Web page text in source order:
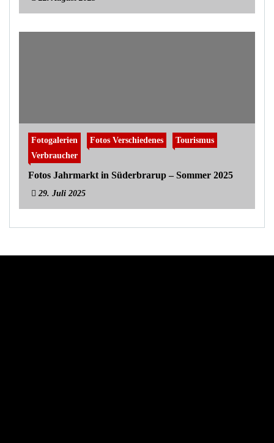
Fotogalerien Fotos Verschiedenes
Tourismus
Verbraucher
Fotos Jahrmarkt in Süderbrarup – Sommer 2025
29. Juli 2025